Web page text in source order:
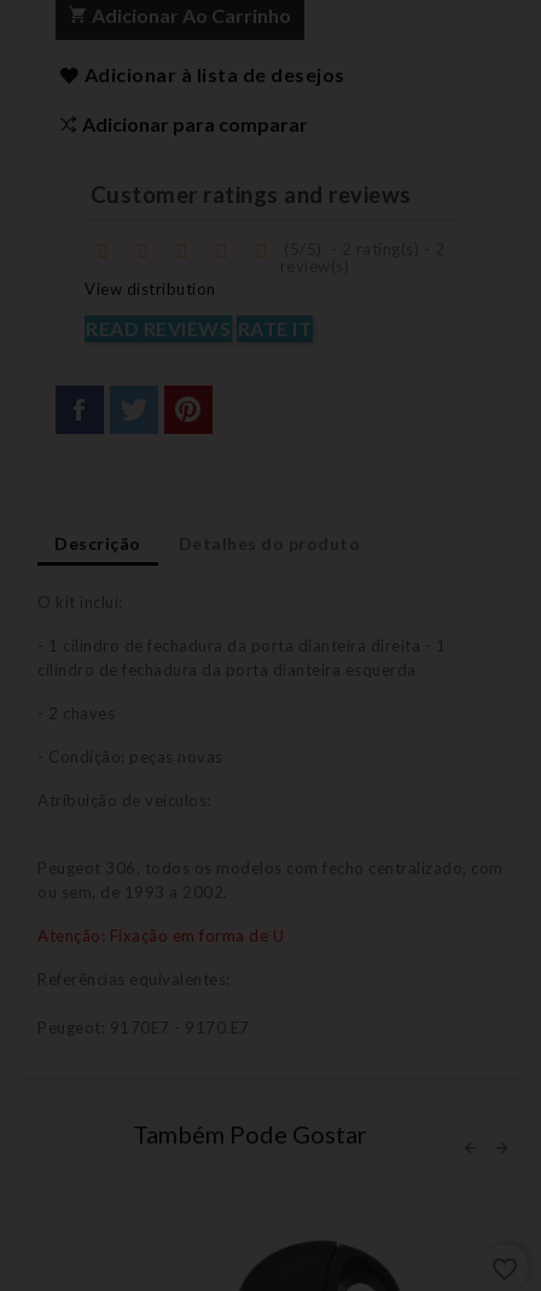
Adicionar Ao Carrinho
Adicionar à lista de desejos
Adicionar para comparar
Customer ratings and reviews
View distribution
READ REVIEWS RATE IT
Descrição
O kit inclui:
- 1 cilindro de fechadura da porta dianteira direita - 1
cilindro de fechadura da porta dianteira esquerda
- 2 chaves
- Condição: peças novas
Atribuição de veículos:
Peugeot 306, todos os modelos com fecho centralizado, com
ou sem, de 1993 a 2002.
Atenção: Fixação em forma de U
Referências equivalentes:
Peugeot: 9170E7 - 9170.E7
Também Pode Gostar